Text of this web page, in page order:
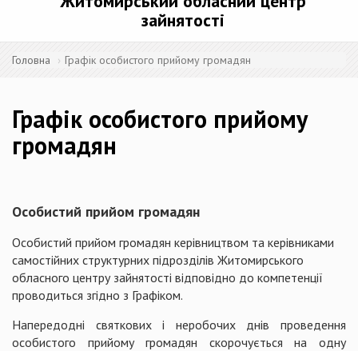
зайнятості
Головна Графік особистого прийому громадян
Графік особистого прийому
громадян
Особистий прийом громадян
Особистий прийом громадян керівництвом та керівниками
самостійних структурних підрозділів Житомирського
обласного центру зайнятості відповідно до компетенції
проводиться згідно з Графіком.
Напередодні святкових і неробочих днів проведення
особистого прийому громадян скорочується на одну